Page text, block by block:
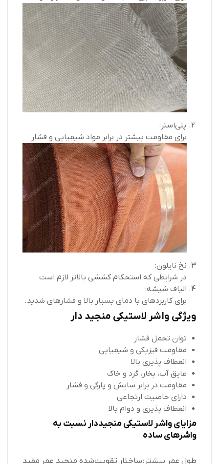
پلی‌استر:
برای مقاومت بیشتر در برابر مواد شیمیایی و فشار
نخ نایلون:
در شرایطی که استحکام کششی بالاتر لازم است
الیاف شیشه:
برای کاربردهای با دمای بسیار بالا و فشارهای شدید.
ویژگی واشر لاستیکی منجید دار
توان تحمل فشار
مقاومت فیزیکی و شیمیایی
انعطاف پذیری بالا
عایق آب، بخار، گرد و خاک
مقاومت در برابر سایش و پارگی و فشار
دارای خاصیت ارتجاعی
انعطاف پذیری و دوام بالا
مزایای واشر لاستیکی منجیددار نسبت به
واشرهای ساده
طول عمر بیشتر: ساختار تقویت‌شده منجید عمر مفید